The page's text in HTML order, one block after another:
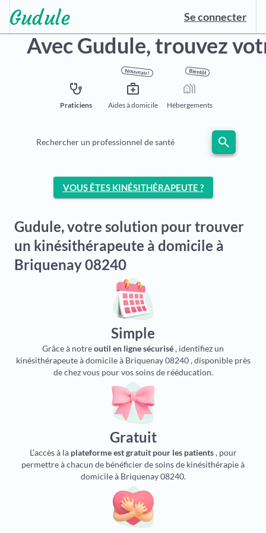
Se connecter
Avec Gudule,trouvez
stethoscope
Praticiens
Nouveau !
medical_services
Aides à domicile
Bientôt
holiday_village
Hébergements
Rechercher un professionnel de santé search
VOUS ÊTES KINÉSITHÉRAPEUTE ?
Gudule, votre solution pour trouver
un kinésithérapeute à domicile à
Briquenay 08240
Simple
Grâce à notreoutil en ligne sécurisé, identifiez un
kinésithérapeute à domicile à Briquenay 08240 , disponible près
de chez vous pour vos soins de rééducation.
Gratuit
L’accès à la plateforme est gratuit pour les patients, pour
permettre à chacun de bénéficier de soins de kinésithérapie à
domicile à Briquenay 08240.